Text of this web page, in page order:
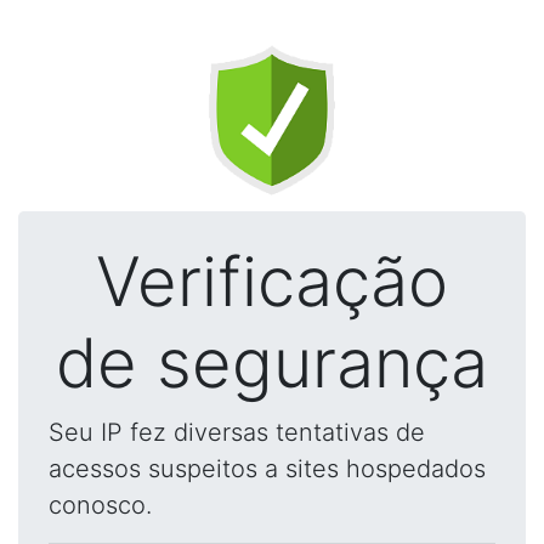
Verificação
de segurança
Seu IP fez diversas tentativas de
acessos suspeitos a sites hospedados
conosco.